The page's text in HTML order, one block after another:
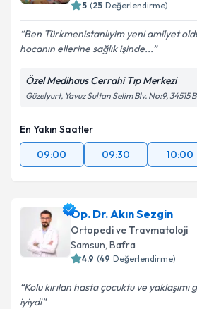
5 (25 Değerlendirme)
Ben Türkmenistanlıyim yeni amilyet
hocanın ellerine sağlık işinde...
Özel Medihaus Cerrahi Tıp Merkezi
Güzelyurt, Yavuz Sultan Selim Blv. No:9, 34515
En Yakın Saatler
09:00
09:30 10:00
Op. Dr. Akın Sezgin
Ortopedi ve Travmatoloji
Samsun, Bafra
4.9 (49 Değerlendirme)
Kolu kırılan hasta çocuktu ve yaklaşımı
iyiydi